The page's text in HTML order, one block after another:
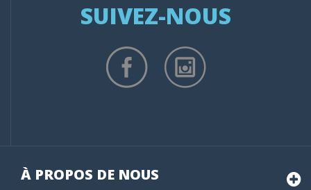
SUIVEZ-NOUS
À PROPOS DE NOUS